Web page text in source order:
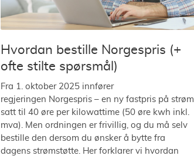
Hvordan bestille Norgespris (+
ofte stilte spørsmål)
Fra 1. oktober 2025 innfører
regjeringen Norgespris – en ny fastpris på strøm
satt til 40 øre per kilowattime (50 øre kwh inkl.
mva). Men ordningen er frivillig, og du må selv
bestille den dersom du ønsker å bytte fra
dagens strømstøtte. Her forklarer vi hvordan